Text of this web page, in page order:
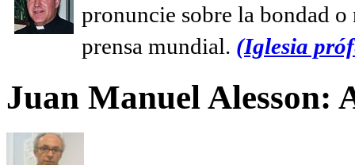
pronuncie sobre la bondad
prensa mundial. (Iglesia
Juan Manuel Alesson: